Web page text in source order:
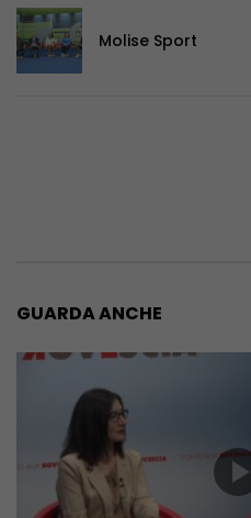
Molise Sport
GUARDA ANCHE